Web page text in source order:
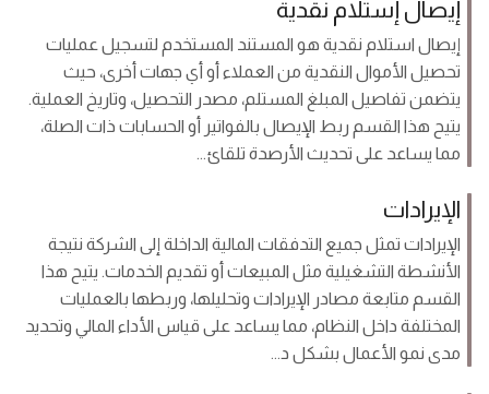
إيصال إستلام نقدية
إيصال استلام نقدية هو المستند المستخدم لتسجيل عمليات
تحصيل الأموال النقدية من العملاء أو أي جهات أخرى، حيث
يتضمن تفاصيل المبلغ المستلم، مصدر التحصيل، وتاريخ العملية.
يتيح هذا القسم ربط الإيصال بالفواتير أو الحسابات ذات الصلة،
مما يساعد على تحديث الأرصدة تلقائ...
الإيرادات
الإيرادات تمثل جميع التدفقات المالية الداخلة إلى الشركة نتيجة
الأنشطة التشغيلية مثل المبيعات أو تقديم الخدمات. يتيح هذا
القسم متابعة مصادر الإيرادات وتحليلها، وربطها بالعمليات
المختلفة داخل النظام، مما يساعد على قياس الأداء المالي وتحديد
مدى نمو الأعمال بشكل د...